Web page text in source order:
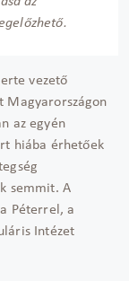
vezető
Magyarországon
az egyén
hiába érhetőek
semmit. A
Péterrel, a
Intézet